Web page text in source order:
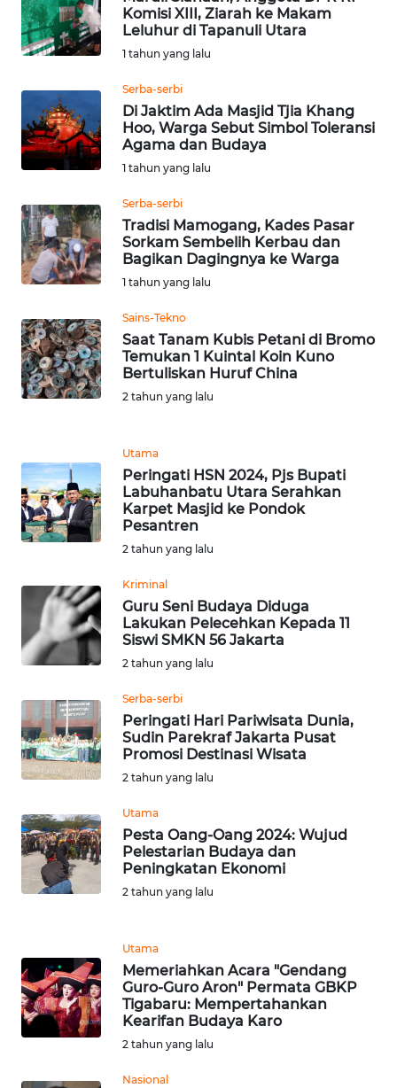
Komisi XIII, Ziarah ke Makam
Leluhur di Tapanuli Utara
1 tahun yang lalu
Serba-serbi
Di Jaktim Ada Masjid Tjia Khang
Hoo, Warga Sebut Simbol Toleransi
Agama dan Budaya
1 tahun yang lalu
Serba-serbi
Tradisi Mamogang, Kades Pasar
Sorkam Sembelih Kerbau dan
Bagikan Dagingnya ke Warga
1 tahun yang lalu
Sains-Tekno
Saat Tanam Kubis Petani di Bromo
Temukan 1 Kuintal Koin Kuno
Bertuliskan Huruf China
2 tahun yang lalu
Utama
Peringati HSN 2024, Pjs Bupati
Labuhanbatu Utara Serahkan
Karpet Masjid ke Pondok
Pesantren
2 tahun yang lalu
Kriminal
Guru Seni Budaya Diduga
Lakukan Pelecehkan Kepada 11
Siswi SMKN 56 Jakarta
2 tahun yang lalu
Serba-serbi
Peringati Hari Pariwisata Dunia,
Sudin Parekraf Jakarta Pusat
Promosi Destinasi Wisata
2 tahun yang lalu
Utama
Pesta Oang-Oang 2024: Wujud
Pelestarian Budaya dan
Peningkatan Ekonomi
2 tahun yang lalu
Utama
Memeriahkan Acara "Gendang
Guro-Guro Aron" Permata GBKP
Tigabaru: Mempertahankan
Kearifan Budaya Karo
2 tahun yang lalu
Nasional
WN
KALTARA
WN
KALSEL
WN
WN
SULSEL
GORONTALO
WN
SULUT
WN
MALUT
DAIRI
WN
DANAU
TOBA
NIAS
WN
WN
TAPANULI
SELATAN
LESUNG
WN
KARO
WN